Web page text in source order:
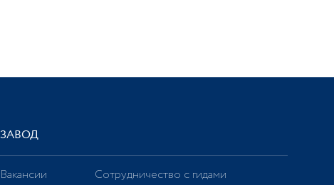
ЗАВОД
Вакансии
Сотрудничество с гидами